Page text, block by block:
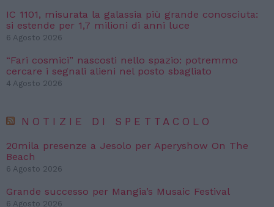
IC 1101, misurata la galassia più grande conosciuta:
si estende per 1,7 milioni di anni luce
6 Agosto 2026
“Fari cosmici” nascosti nello spazio: potremmo
cercare i segnali alieni nel posto sbagliato
4 Agosto 2026
NOTIZIE DI SPETTACOLO
20mila presenze a Jesolo per Aperyshow On The
Beach
6 Agosto 2026
Grande successo per Mangia’s Musaic Festival
6 Agosto 2026